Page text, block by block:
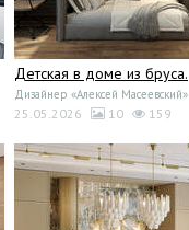
Детская в доме из бруса.
Дизайнер «Алексей Масеевский»
25.05.2026 10 159